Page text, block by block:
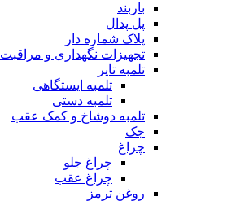
باربند
پل پدال
پلاک شماره دار
تجهیزات نگهداری و مراقبت
تلمبه تایر
تلمبه ایستگاهی
تلمبه دستی
تلمبه دوشاخ و کمک عقب
جک
چراغ
چراغ جلو
چراغ عقب
روغن ترمز